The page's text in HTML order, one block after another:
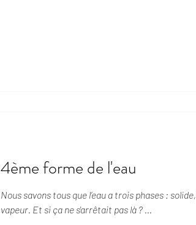
4ème forme de l'eau
Nous savons tous que l’eau a trois phases : solide, liquide et
vapeur. Et si ça ne s'arrêtait pas là ? ...